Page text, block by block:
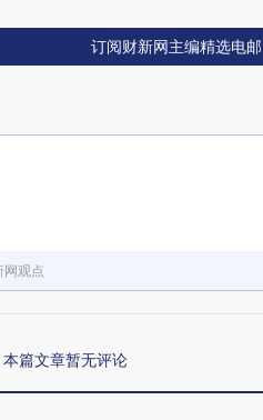
订阅财新网主编精选电邮
网观点
本篇文章暂无评论